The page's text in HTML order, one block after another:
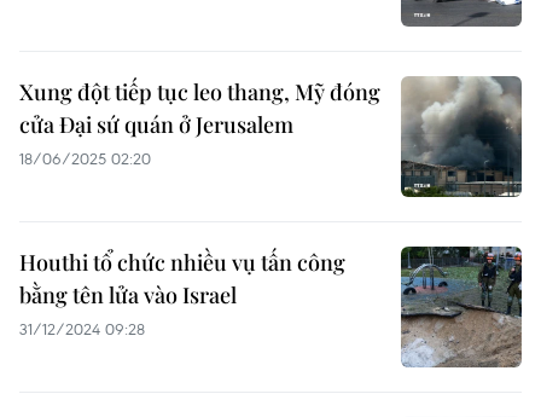
Xung đột tiếp tục leo thang, Mỹ đóng
cửa Đại sứ quán ở Jerusalem
18/06/2025 02:20
Houthi tổ chức nhiều vụ tấn công
bằng tên lửa vào Israel
31/12/2024 09:28